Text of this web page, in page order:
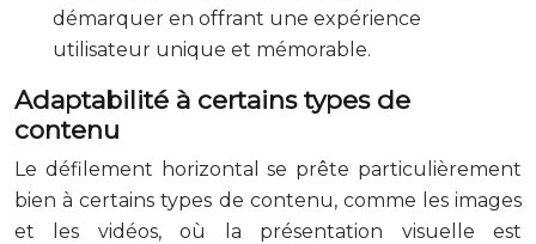
démarquer en offrant une expérience
utilisateur unique et mémorable.
Adaptabilité à certains types de
contenu
Le défilement horizontal se prête particulièrement
bien à certains types de contenu, comme les images
et les vidéos, où la présentation visuelle est